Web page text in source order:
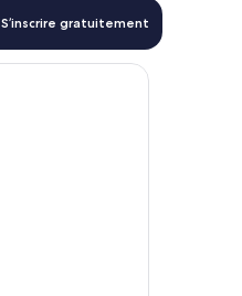
S’inscrire gratuitement